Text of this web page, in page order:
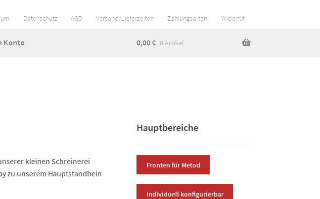
Datenschutz AGB Versand/Lieferzeiten Zahlungsarten Widerruf
Konto 0,00€ 0 Artikel
kleinen Schreinerei
zu unserem Hauptstandbein
Hauptbereiche
Fronten für Metod
Individuell konfigurierbar